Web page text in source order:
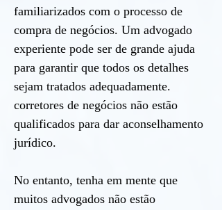
familiarizados com o processo de
compra de negócios. Um advogado
experiente pode ser de grande ajuda
para garantir que todos os detalhes
sejam tratados adequadamente.
corretores de negócios não estão
qualificados para dar aconselhamento
jurídico.
No entanto, tenha em mente que
muitos advogados não estão